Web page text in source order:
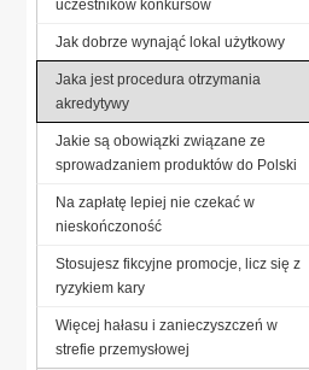
uczestników konkursów
Jak dobrze wynająć lokal użytkowy
Jaka jest procedura otrzymania
akredytywy
Jakie są obowiązki związane ze
sprowadzaniem produktów do Polski
Na zapłatę lepiej nie czekać w
nieskończoność
Stosujesz fikcyjne promocje, licz się z
ryzykiem kary
Więcej hałasu i zanieczyszczeń w
strefie przemysłowej